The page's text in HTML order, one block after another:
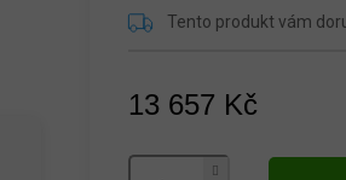
13 657 Kč
Tento produkt vám